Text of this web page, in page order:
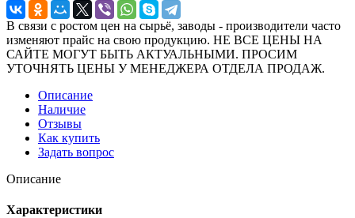
В связи с ростом цен на сырьё, заводы - производители часто
изменяют прайс на свою продукцию. НЕ ВСЕ ЦЕНЫ НА
САЙТЕ МОГУТ БЫТЬ АКТУАЛЬНЫМИ. ПРОСИМ
УТОЧНЯТЬ ЦЕНЫ У МЕНЕДЖЕРА ОТДЕЛА ПРОДАЖ.
Описание
Наличие
Отзывы
Как купить
Задать вопрос
Описание
Характеристики